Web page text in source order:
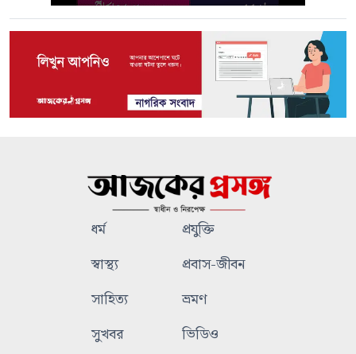
ধর্ম
প্রযুক্তি
স্বাস্থ্য
প্রবাস-জীবন
সাহিত্য
ভ্রমণ
সুখবর
ভিডিও